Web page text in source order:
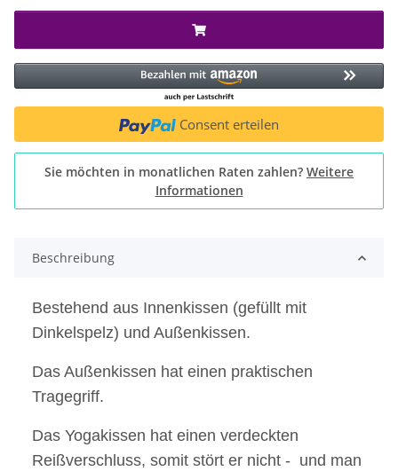
Consent erteilen
Sie möchten in monatlichen Raten zahlen? Weitere
Informationen
Beschreibung
Bestehend aus Innenkissen (gefüllt mit
Dinkelspelz) und Außenkissen.
Das Außenkissen hat einen praktischen
Tragegriff.
Das Yogakissen hat einen verdeckten
Reißverschluss, somit stört er nicht - und man